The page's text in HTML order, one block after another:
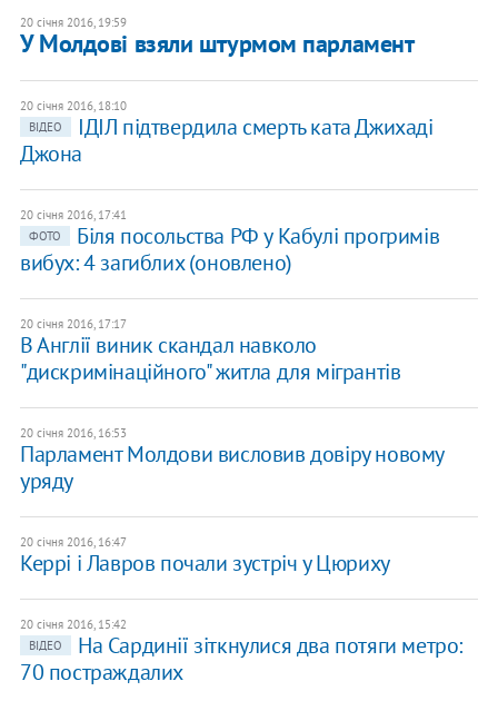
20 січня 2016, 19:59
У Молдові взяли штурмом парламент
20 січня 2016, 18:10
ВІДЕО
ІДІЛ підтвердила смерть ката Джихаді
Джона
20 січня 2016, 17:41
ФОТО
Біля посольства РФ у Кабулі прогримів
вибух: 4 загиблих (оновлено)
20 січня 2016, 17:17
В Англії виник скандал навколо
"дискримінаційного" житла для мігрантів
20 січня 2016, 16:53
Парламент Молдови висловив довіру новому
уряду
20 січня 2016, 16:47
Керрі і Лавров почали зустріч у Цюриху
20 січня 2016, 15:42
ВІДЕО
На Сардинії зіткнулися два потяги метро:
70 постраждалих